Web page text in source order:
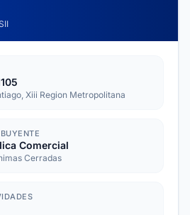
Xiii Region Metropolitana
Comercial
Cerradas